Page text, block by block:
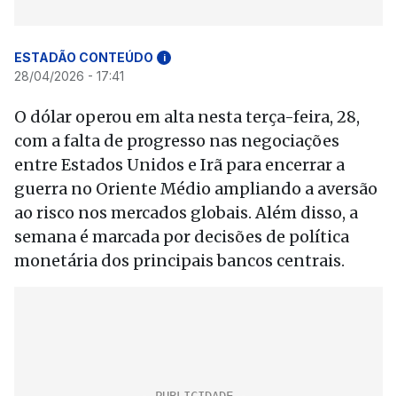
ESTADÃO CONTEÚDO i
28/04/2026 - 17:41
O dólar operou em alta nesta terça-feira, 28,
com a falta de progresso nas negociações
entre Estados Unidos e Irã para encerrar a
guerra no Oriente Médio ampliando a aversão
ao risco nos mercados globais. Além disso, a
semana é marcada por decisões de política
monetária dos principais bancos centrais.